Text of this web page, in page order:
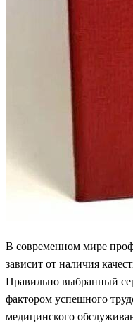
В современном мире
зависит от наличия
Правильно выбранный
фактором успешного
медицинского